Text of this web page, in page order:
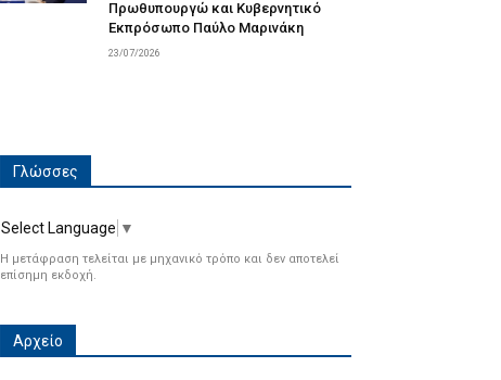
Πρωθυπουργώ και Κυβερνητικό
Εκπρόσωπο Παύλο Μαρινάκη
23/07/2026
Γλώσσες
Select Language ▼
Η μετάφραση τελείται με μηχανικό τρόπο και δεν αποτελεί
επίσημη εκδοχή.
Αρχείο